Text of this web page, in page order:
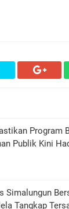
Program
Publik Kini
Simalungun
Tangkap